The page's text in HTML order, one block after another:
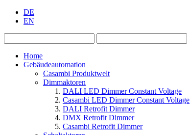
DE
EN
Home
Gebäudeautomation
Casambi Produktwelt
Dimmaktoren
DALI LED Dimmer Constant Voltage
Casambi LED Dimmer Constant Voltage
DALI Retrofit Dimmer
DMX Retrofit Dimmer
Casambi Retrofit Dimmer